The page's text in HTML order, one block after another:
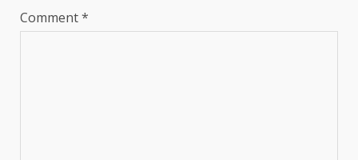
Comment*